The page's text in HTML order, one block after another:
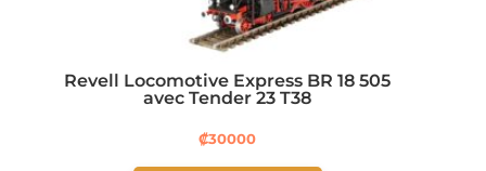
Revell Locomotive Express BR 18 505
avec Tender 23 T38
₡30000